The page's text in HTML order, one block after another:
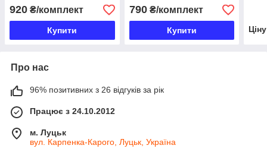
920 ₴/комплект
Купити
790₴/комплект
Купити
Про нас
96% позитивних з 26 відгуків за рік
Працює з 24.10.2012
м. Луцьк
вул. Карпенка-Карого, Луцьк, Україна